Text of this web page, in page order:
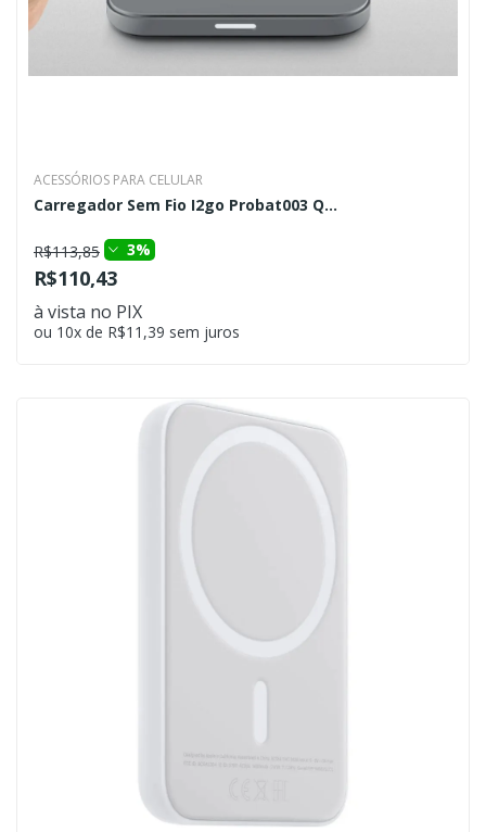
ACESSÓRIOS PARA CELULAR
Carregador Sem Fio I2go Probat003 Q...
R$113,85 3%
R$110,43
à vista no PIX
ou 10x de R$11,39 sem juros